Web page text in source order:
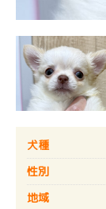
犬種
性別
地域